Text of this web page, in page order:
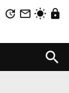
update mail_outline wb_sunny lock
search